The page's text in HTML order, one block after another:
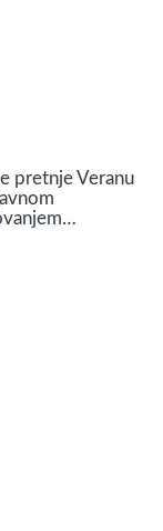
pretnje Veranu